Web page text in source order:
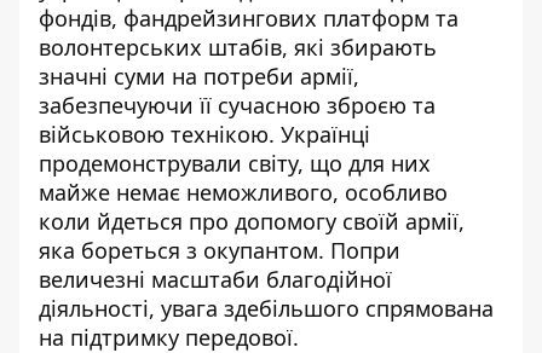
фондів, фандрейзингових платформ та
волонтерських штабів, які збирають
значні суми на потреби армії,
забезпечуючи її сучасною зброєю та
військовою технікою. Українці
продемонстрували світу, що для них
майже немає неможливого, особливо
коли йдеться про допомогу своїй армії,
яка бореться з окупантом. Попри
величезні масштаби благодійної
діяльності, увага здебільшого спрямована
на підтримку передової.